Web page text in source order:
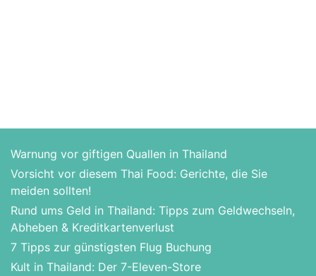
Warnung vor giftigen Quallen in Thailand
Vorsicht vor diesem Thai Food: Gerichte, die Sie
meiden sollten!
Rund ums Geld in Thailand: Tipps zum Geldwechseln,
Abheben & Kreditkartenverlust
7 Tipps zur günstigsten Flug Buchung
Kult in Thailand: Der 7-Eleven-Store